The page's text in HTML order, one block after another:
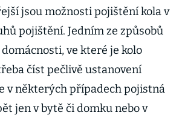
jsou možnosti pojištění kola v
pojištění. Jedním ze způsobů
ve které je kolo
číst pečlivě ustanovení
v některých případech pojistná
jen v bytě či domku nebo v